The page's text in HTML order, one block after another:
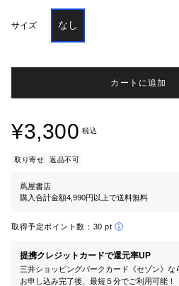
サイズ なし
カートに追加
¥3,300 税込
取り寄せ 返品不可
蔦屋書店
購入合計金額4,990円以上で送料無料
取得予定ポイント数： 30 pt
提携クレジットカードで還元率UP
三井ショッピングパークカード《セゾン》な
お申し込み完了後、最短５分でご利用可能！